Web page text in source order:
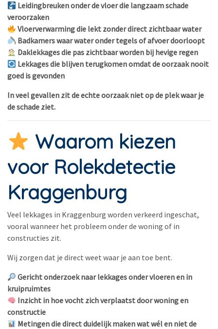
Leidingbreuken onder de vloer die langzaam schade
veroorzaken
Vloerverwarming die lekt zonder direct zichtbaar water
Badkamers waar water onder tegels of afvoer doorloopt
Daklekkages die pas zichtbaar worden bij hevige regen
Lekkages die blijven terugkomen omdat de oorzaak nooit
goed is gevonden
In veel gevallen zit de echte oorzaak niet op de plek waar je
de schade ziet.
Waarom kiezen
voor Rolekdetectie
Kraggenburg
Veel lekkages in Kraggenburg worden verkeerd ingeschat,
vooral wanneer het probleem onder de woning of in
constructies zit.
Wij zorgen dat je direct weet waar je aan toe bent.
Gericht onderzoek naar lekkages onder vloeren en in
kruipruimtes
Inzicht in hoe vocht zich verplaatst door woning en
constructie
Metingen die direct duidelijk maken wat wél en niet de